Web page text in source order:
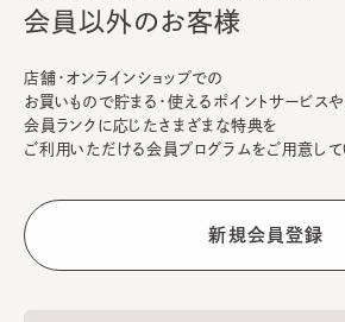
会員以外のお客様
店舗・オンラインショップでの
お買いもので貯まる・使えるポイントサービスや
会員ランクに応じたさまざまな特典を
ご利用いただける会員プログラムをご用意して